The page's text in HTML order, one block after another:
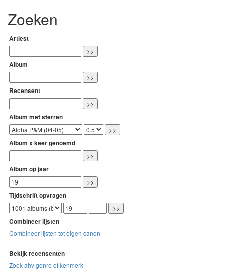
Zoeken
Artiest
Album
Recensent
Album met sterren
Album x keer genoemd
Album op jaar
Tijdschrift opvragen
Combineer lijsten
Combineer lijsten tot eigen canon
Bekijk recensenten
Zoek ahv genre of kenmerk